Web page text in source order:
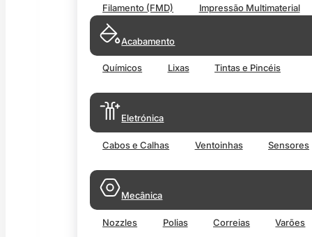
Filamento (FMD) Impressão Multimaterial
Acabamento
Químicos Lixas Tintas e Pincéis
Eletrónica
Cabos e Calhas Ventoinhas Sensores
Mecânica
Nozzles Polias Correias Varões